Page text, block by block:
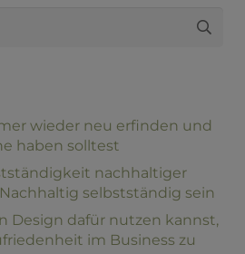
wieder neu erfinden und
haben solltest
nachhaltiger
selbstständig sein
Design dafür nutzen kannst,
im Business zu